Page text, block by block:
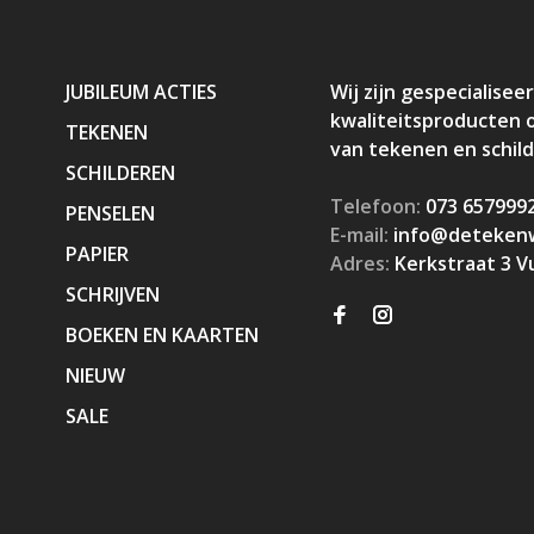
JUBILEUM ACTIES
TEKENEN
SCHILDEREN
PENSELEN
PAPIER
SCHRIJVEN
BOEKEN EN KAARTEN
NIEUW
SALE
Wij zijn
kwaliteitsproducten
van tekenen en
Telefoon: 073
E-mail:
Adres: Kerkstraat 3